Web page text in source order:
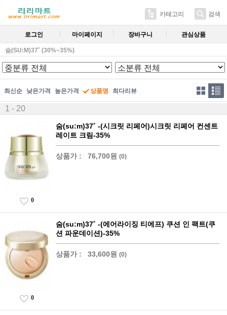
카테고리 검색
로그인 마이페이지 장바구니 관심상품
숨(SU:M)37˚ (30%~35%)
최신순 낮은가격 높은가격 상품명 최다리뷰
1 - 20
숨(su:m)37˚ -(시크릿 리페어)시크릿 리페어 컨센트
레이트 크림-35%
상품가 : 76,700원 (0)
0
숨(su:m)37˚ -(에어라이징 티에프) 쿠션 인 팩트(쿠
션 파운데이션)-35%
상품가 : 33,600원 (0)
0